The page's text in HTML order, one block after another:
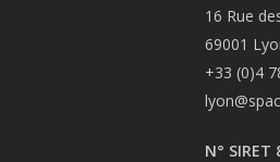
16 Rue
69001
+33 (0)4
N° SIRET